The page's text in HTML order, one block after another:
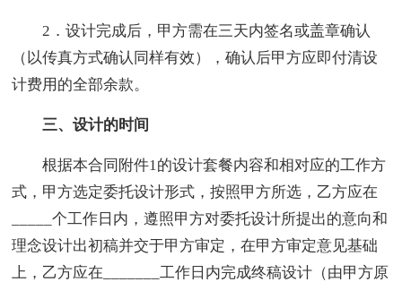
2．设计完成后，甲方需在三天内签名或盖章确认
（以传真方式确认同样有效），确认后甲方应即付清设
计费用的全部余款。
三、设计的时间
根据本合同附件1的设计套餐内容和相对应的工作方
式，甲方选定委托设计形式，按照甲方所选，乙方应在
_____个工作日内，遵照甲方对委托设计所提出的意向和
理念设计出初稿并交于甲方审定，在甲方审定意见基础
上，乙方应在_______工作日内完成终稿设计（由甲方原